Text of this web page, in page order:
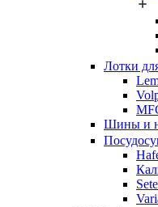
Лотки
Шины и
Sete